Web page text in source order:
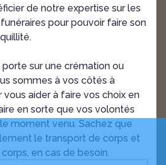
de notre expertise sur les
pour pouvoir faire son
sur une crémation ou
sommes à vos côtés à
aider à faire vos choix en
en sorte que vos volontés
moment venu. Sachez que
le transport de corps et
en cas de besoin.